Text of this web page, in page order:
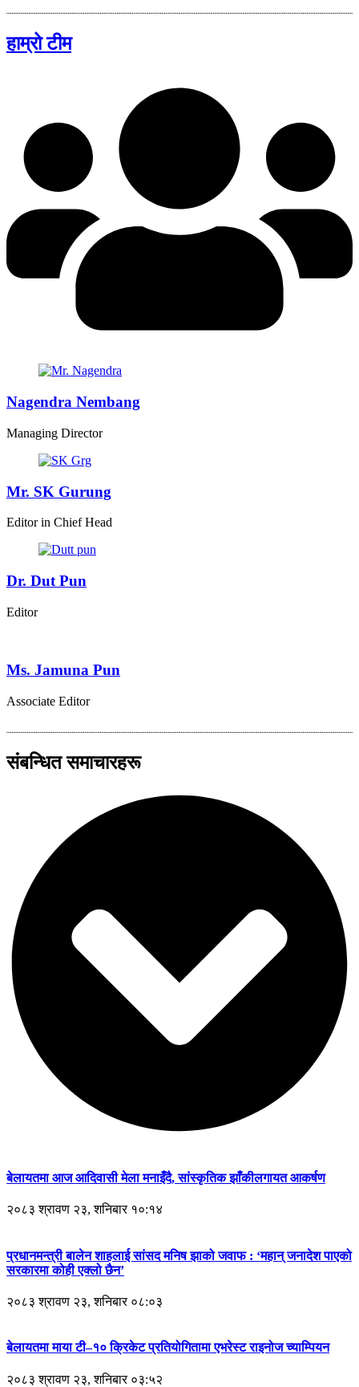
हाम्रो टीम
Nagendra Nembang
Managing Director
Mr. SK Gurung
Editor in Chief Head
Dr. Dut Pun
Editor
Ms. Jamuna Pun
Associate Editor
संबन्धित समाचारहरू
बेलायतमा आज आदिवासी मेला मनाइँदै, सांस्कृतिक झाँकीलगायत आकर्षण
२०८३ श्रावण २३, शनिबार १०:१४
प्रधानमन्त्री बालेन शाहलाई सांसद मनिष झाको जवाफ : ‘महान् जनादेश पाएको
सरकारमा कोही एक्लो छैन’
२०८३ श्रावण २३, शनिबार ०८:०३
बेलायतमा माया टी–१० क्रिकेट प्रतियोगितामा एभरेस्ट राइनोज च्याम्पियन
२०८३ श्रावण २३, शनिबार ०३:५२